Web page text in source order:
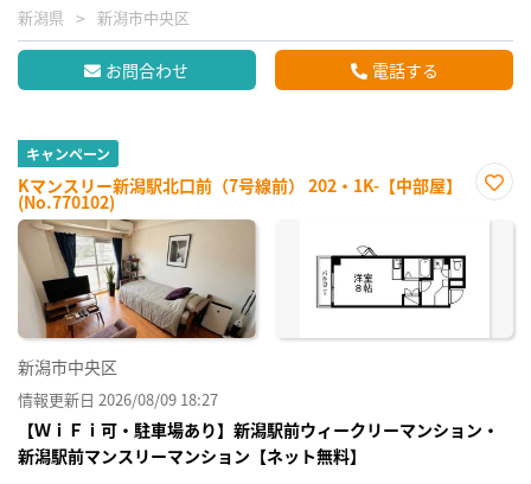
新潟県 新潟市中央区
お問合わせ 電話する
キャンペーン
Kマンスリー新潟駅北口前（7号線前） 202・1K-【中部屋】
(No.770102)
に入
新潟市中央区
情報更新日 2026/08/09 18:27
【ＷｉＦｉ可・駐車場あり】新潟駅前ウィークリーマンション・
新潟駅前マンスリーマンション【ネット無料】